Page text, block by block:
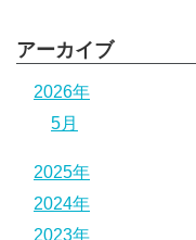
アーカイブ
2026年
5月
2025年
2024年
2023年